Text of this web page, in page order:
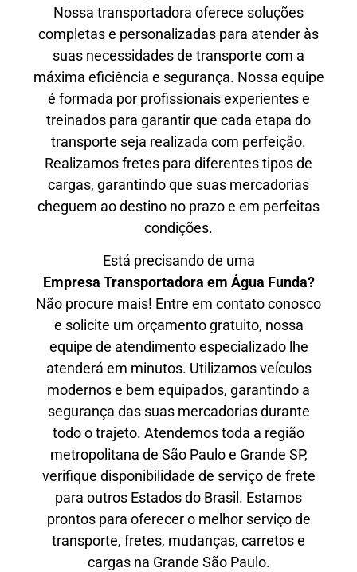
Nossa transportadora oferece soluções
completas e personalizadas para atender às
suas necessidades de transporte com a
máxima eficiência e segurança. Nossa equipe
é formada por profissionais experientes e
treinados para garantir que cada etapa do
transporte seja realizada com perfeição.
Realizamos fretes para diferentes tipos de
cargas, garantindo que suas mercadorias
cheguem ao destino no prazo e em perfeitas
condições.
Está precisando de uma
Empresa Transportadora em Água Funda?
Não procure mais! Entre em contato conosco
e solicite um orçamento gratuito, nossa
equipe de atendimento especializado lhe
atenderá em minutos. Utilizamos veículos
modernos e bem equipados, garantindo a
segurança das suas mercadorias durante
todo o trajeto. Atendemos toda a região
metropolitana de São Paulo e Grande SP,
verifique disponibilidade de serviço de frete
para outros Estados do Brasil. Estamos
prontos para oferecer o melhor serviço de
transporte, fretes, mudanças, carretos e
cargas na Grande São Paulo.